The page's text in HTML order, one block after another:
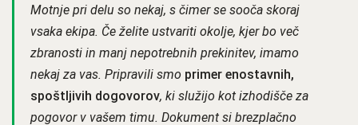
Motnje pri delu so nekaj, s čimer se sooča skoraj
vsaka ekipa. Če želite ustvariti okolje, kjer bo več
zbranosti in manj nepotrebnih prekinitev, imamo
nekaj za vas. Pripravili smo primer enostavnih,
spoštljivih dogovorov, ki služijo kot izhodišče za
pogovor v vašem timu. Dokument si brezplačno